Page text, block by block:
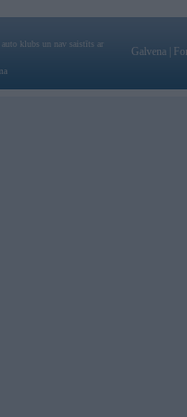
klubs un nav saistīts ar
Galvena